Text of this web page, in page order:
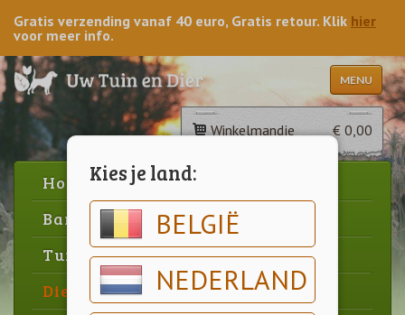
Kies je land:
BELGIË
NEDERLAND
Gratis verzending vanaf 40 euro, Gratis retour. Klik hier
voor meer info.
MENU
Winkelmandje € 0,00
Home
Barbecue
Tuin
Dier